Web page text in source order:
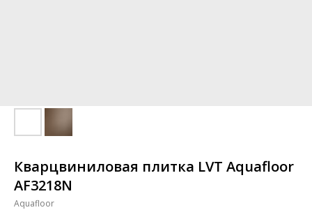
Кварцвиниловая плитка LVT Aquafloor
AF3218N
Aquafloor